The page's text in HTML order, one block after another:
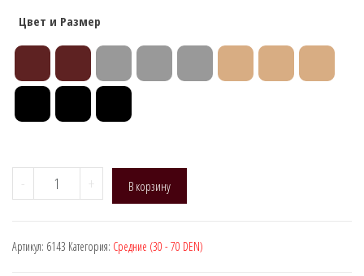
Цвет и Размер
-
Количество
товара
DEN:
+ В корзину
Артикул: 6143 Категория: Средние (30 - 70 DEN)